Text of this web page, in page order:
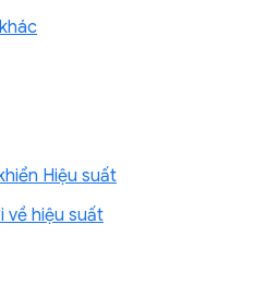
Hiệu suất
về hiệu suất